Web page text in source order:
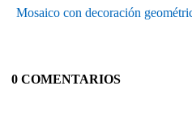
Mosaico con decoración
0 COMENTARIOS